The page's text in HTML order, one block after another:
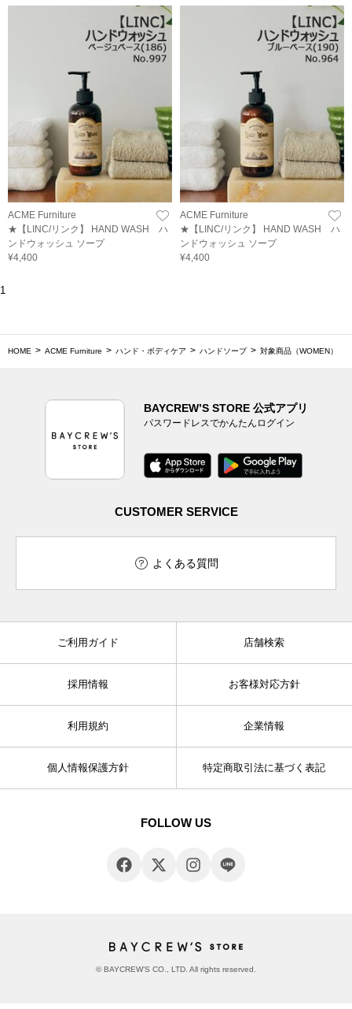
ACME Furniture
★【LINC/リンク】 HAND WASH ハ
ンドウォッシュ ソープ
¥4,400
ACME Furniture
★【LINC/リンク】 HAND WASH ハ
ンドウォッシュ ソープ
¥4,400
1
HOME ACME Furniture ハンド・ボディケア ハンドソープ 対象商品（WOMEN）
BAYCREW’S STORE 公式アプリ
パスワードレスでかんたんログイン
CUSTOMER SERVICE
よくある質問
ご利用ガイド 店舗検索
採用情報 お客様対応方針
利用規約 企業情報
個人情報保護方針 特定商取引法に基づく表記
FOLLOW US
© BAYCREW’S CO., LTD. All rights reserved.